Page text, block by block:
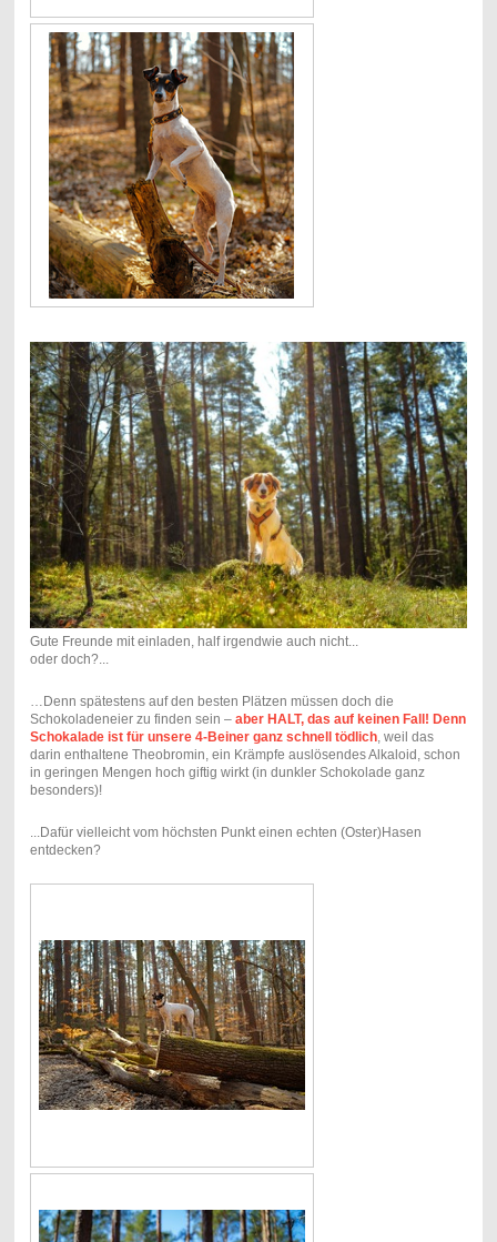
Gute Freunde mit einladen, half irgendwie auch nicht...
oder doch?...
…Denn spätestens auf den besten Plätzen müssen doch die
Schokoladeneier zu finden sein – aber HALT, das auf keinen Fall! Denn
Schokalade ist für unsere 4-Beiner ganz schnell tödlich, weil das
darin enthaltene Theobromin, ein Krämpfe auslösendes Alkaloid, schon
in geringen Mengen hoch giftig wirkt (in dunkler Schokolade ganz
besonders)!
...Dafür vielleicht vom höchsten Punkt einen echten (Oster)Hasen
entdecken?